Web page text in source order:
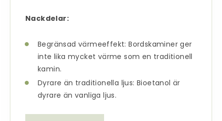
Nackdelar:
Begränsad värmeeffekt: Bordskaminer ger
inte lika mycket värme som en traditionell
kamin.
Dyrare än traditionella ljus: Bioetanol är
dyrare än vanliga ljus.